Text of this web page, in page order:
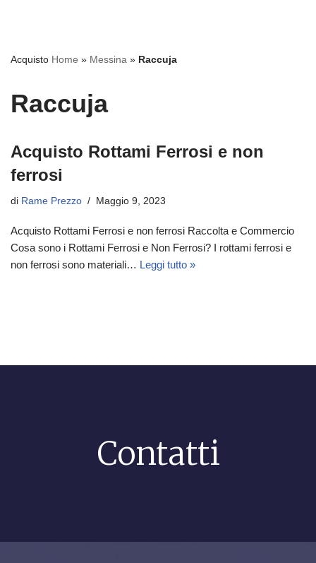
Acquisto Home » Messina » Raccuja
Raccuja
Acquisto Rottami Ferrosi e non
ferrosi
di Rame Prezzo Maggio 9, 2023
Acquisto Rottami Ferrosi e non ferrosi Raccolta e Commercio
Cosa sono i Rottami Ferrosi e Non Ferrosi? I rottami ferrosi e
non ferrosi sono materiali… Leggi tutto »
Contatti